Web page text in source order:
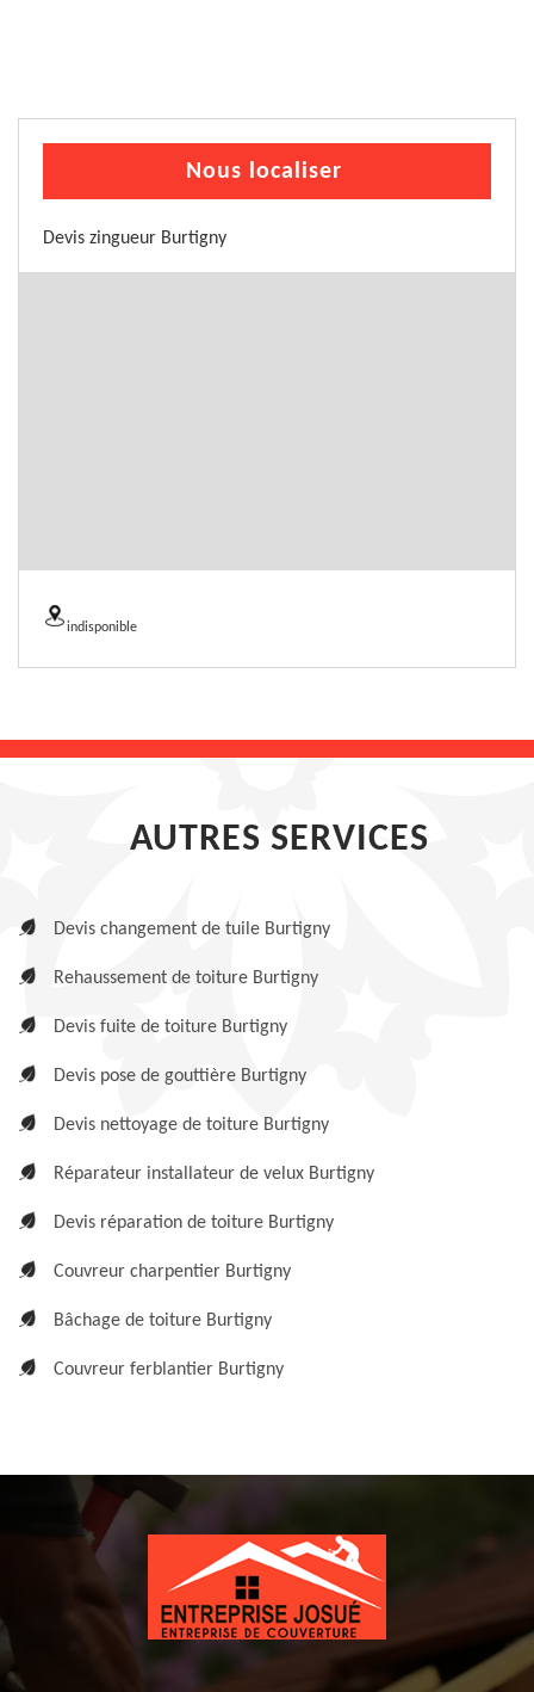
Nous localiser
Devis zingueur Burtigny
indisponible
AUTRES SERVICES
Devis changement de tuile Burtigny
Rehaussement de toiture Burtigny
Devis fuite de toiture Burtigny
Devis pose de gouttière Burtigny
Devis nettoyage de toiture Burtigny
Réparateur installateur de velux Burtigny
Devis réparation de toiture Burtigny
Couvreur charpentier Burtigny
Bâchage de toiture Burtigny
Couvreur ferblantier Burtigny